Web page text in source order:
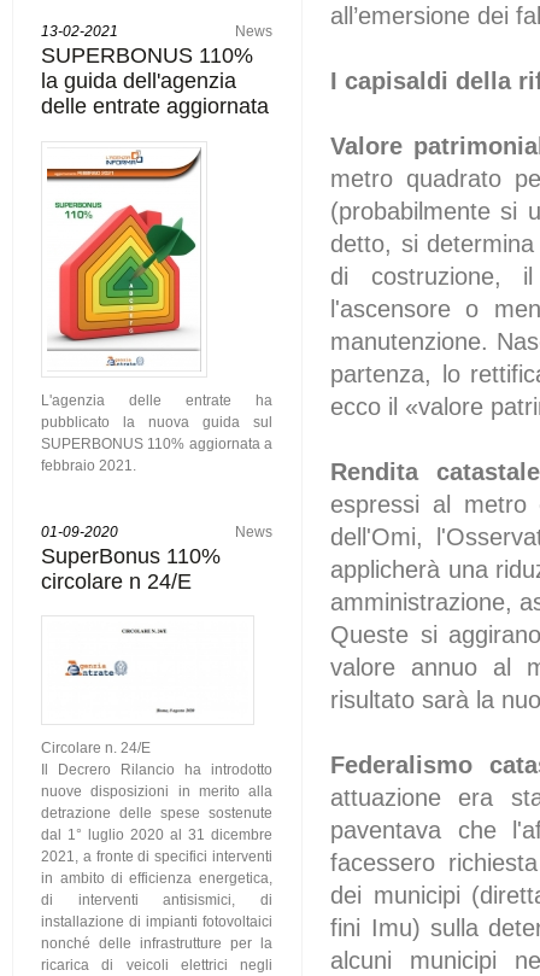
News
13-02-2021
SUPERBONUS 110%
la guida dell'agenzia
delle entrate aggiornata
L'agenzia delle entrate ha
pubblicato la nuova guida sul
SUPERBONUS 110% aggiornata a
febbraio 2021.
News
01-09-2020
SuperBonus 110%
circolare n 24/E
Circolare n. 24/E
Il Decrero Rilancio ha introdotto
nuove disposizioni in merito alla
detrazione delle spese sostenute
dal 1° luglio 2020 al 31 dicembre
2021, a fronte di specifici interventi
in ambito di efficienza energetica,
di interventi antisismici, di
installazione di impianti fotovoltaici
nonché delle infrastrutture per la
ricarica di veicoli elettrici negli
all’emersione dei
I capisaldi della
Valore
metro quadrato
(probabilmente si
detto, si
di costruzione,
l'ascensore o
manutenzione.
partenza, lo
ecco il «valore
Rendita catastale
espressi al metro
dell'Omi,
applicherà una
amministrazione,
Queste si
valore annuo al
risultato sarà la
Federalismo
attuazione era
paventava che
facessero
dei municipi
fini Imu) sulla
alcuni municipi